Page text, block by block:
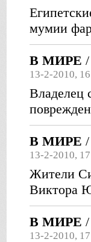
мумии
В МИРЕ /
13-2-2010,
Владелец
В МИРЕ /
13-2-2010,
Жители
Виктора
В МИРЕ /
13-2-2010,